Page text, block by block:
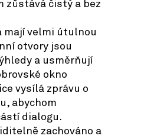
zůstává čistý a bez
mají velmi útulnou
otvory jsou
a usměrňují
okno
vysílá zprávu o
abychom
dialogu.
zachováno a